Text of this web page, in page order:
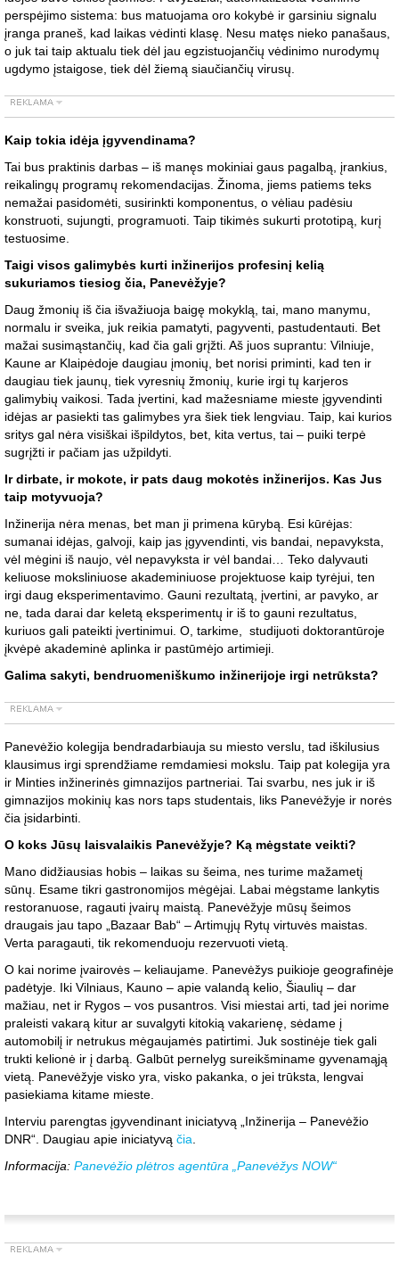
perspėjimo sistema: bus matuojama oro kokybė ir garsiniu signalu
įranga praneš, kad laikas vėdinti klasę. Nesu matęs nieko panašaus,
o juk tai taip aktualu tiek dėl jau egzistuojančių vėdinimo nurodymų
ugdymo įstaigose, tiek dėl žiemą siaučiančių virusų.
Kaip tokia idėja įgyvendinama?
Tai bus praktinis darbas – iš manęs mokiniai gaus pagalbą, įrankius,
reikalingų programų rekomendacijas. Žinoma, jiems patiems teks
nemažai pasidomėti, susirinkti komponentus, o vėliau padėsiu
konstruoti, sujungti, programuoti. Taip tikimės sukurti prototipą, kurį
testuosime.
Taigi visos galimybės kurti inžinerijos profesinį kelią
sukuriamos tiesiog čia, Panevėžyje?
Daug žmonių iš čia išvažiuoja baigę mokyklą, tai, mano manymu,
normalu ir sveika, juk reikia pamatyti, pagyventi, pastudentauti. Bet
mažai susimąstančių, kad čia gali grįžti. Aš juos suprantu: Vilniuje,
Kaune ar Klaipėdoje daugiau įmonių, bet norisi priminti, kad ten ir
daugiau tiek jaunų, tiek vyresnių žmonių, kurie irgi tų karjeros
galimybių vaikosi. Tada įvertini, kad mažesniame mieste įgyvendinti
idėjas ar pasiekti tas galimybes yra šiek tiek lengviau. Taip, kai kurios
sritys gal nėra visiškai išpildytos, bet, kita vertus, tai – puiki terpė
sugrįžti ir pačiam jas užpildyti.
Ir dirbate, ir mokote, ir pats daug mokotės inžinerijos. Kas Jus
taip motyvuoja?
Inžinerija nėra menas, bet man ji primena kūrybą. Esi kūrėjas:
sumanai idėjas, galvoji, kaip jas įgyvendinti, vis bandai, nepavyksta,
vėl mėgini iš naujo, vėl nepavyksta ir vėl bandai… Teko dalyvauti
keliuose moksliniuose akademiniuose projektuose kaip tyrėjui, ten
irgi daug eksperimentavimo. Gauni rezultatą, įvertini, ar pavyko, ar
ne, tada darai dar keletą eksperimentų ir iš to gauni rezultatus,
kuriuos gali pateikti įvertinimui. O, tarkime, studijuoti doktorantūroje
įkvėpė akademinė aplinka ir pastūmėjo artimieji.
Galima sakyti, bendruomeniškumo inžinerijoje irgi netrūksta?
Panevėžio kolegija bendradarbiauja su miesto verslu, tad iškilusius
klausimus irgi sprendžiame remdamiesi mokslu. Taip pat kolegija yra
ir Minties inžinerinės gimnazijos partneriai. Tai svarbu, nes juk ir iš
gimnazijos mokinių kas nors taps studentais, liks Panevėžyje ir norės
čia įsidarbinti.
O koks Jūsų laisvalaikis Panevėžyje? Ką mėgstate veikti?
Mano didžiausias hobis – laikas su šeima, nes turime mažametį
sūnų. Esame tikri gastronomijos mėgėjai. Labai mėgstame lankytis
restoranuose, ragauti įvairų maistą. Panevėžyje mūsų šeimos
draugais jau tapo „Bazaar Bab“ – Artimųjų Rytų virtuvės maistas.
Verta paragauti, tik rekomenduoju rezervuoti vietą.
O kai norime įvairovės – keliaujame. Panevėžys puikioje geografinėje
padėtyje. Iki Vilniaus, Kauno – apie valandą kelio, Šiaulių – dar
mažiau, net ir Rygos – vos pusantros. Visi miestai arti, tad jei norime
praleisti vakarą kitur ar suvalgyti kitokią vakarienę, sėdame į
automobilį ir netrukus mėgaujamės patirtimi. Juk sostinėje tiek gali
trukti kelionė ir į darbą. Galbūt pernelyg sureikšminame gyvenamąją
vietą. Panevėžyje visko yra, visko pakanka, o jei trūksta, lengvai
pasiekiama kitame mieste.
Interviu parengtas įgyvendinant iniciatyvą „Inžinerija – Panevėžio
DNR“. Daugiau apie iniciatyvą čia.
Informacija: Panevėžio plėtros agentūra „Panevėžys NOW“